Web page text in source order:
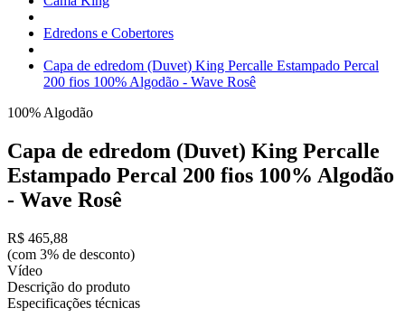
Edredons e Cobertores
Capa de edredom (Duvet) King Percalle Estampado Percal
200 fios 100% Algodão - Wave Rosê
100% Algodão
Capa de edredom (Duvet) King Percalle
Estampado Percal 200 fios 100% Algodão
- Wave Rosê
R$ 465,88
(com 3% de desconto)
Vídeo
Descrição do produto
Especificações técnicas